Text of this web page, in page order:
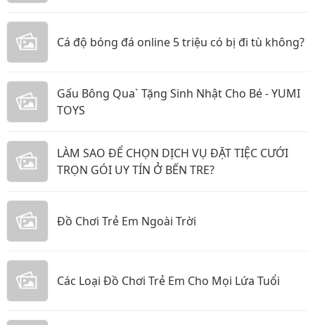
Cá độ bóng đá online 5 triệu có bị đi tù không?
Gấu Bông Qua` Tặng Sinh Nhật Cho Bé - YUMI
TOYS
LÀM SAO ĐỂ CHỌN DỊCH VỤ ĐẶT TIỆC CƯỚI
TRỌN GÓI UY TÍN Ở BẾN TRE?
Đồ Chơi Trẻ Em Ngoài Trời
Các Loại Đồ Chơi Trẻ Em Cho Mọi Lứa Tuổi